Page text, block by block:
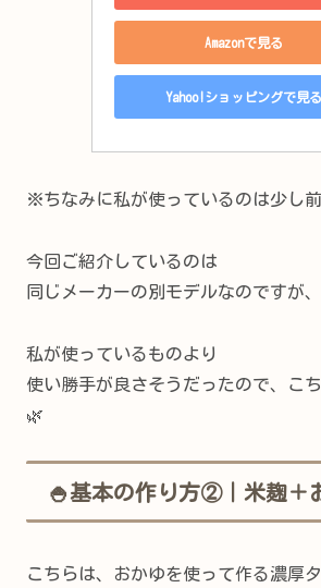
Amazonで見る
Yahoo!ショッピングで見る
※ちなみに私が使っているのは少し
今回ご紹介しているのは
同じメーカーの別モデルなのですが、
私が使っているものより
使い勝手が良さそうだったので、こ
🌿
🍚基本の作り方②｜米麹＋
こちらは、おかゆを使って作る濃厚